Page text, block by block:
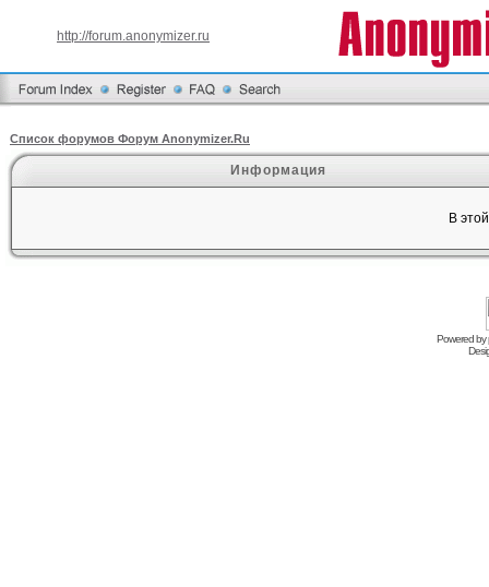
http://forum.anonymizer.ru
Список форумов Форум Anonymizer.Ru
Информация
В
Powered by